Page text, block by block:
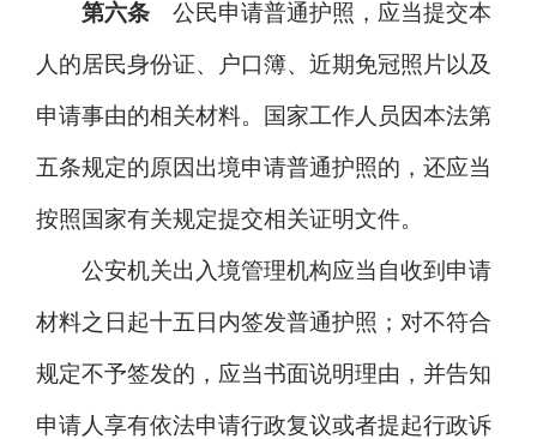
第六条 公民申请普通护照，应当提交本
人的居民身份证、户口簿、近期免冠照片以及
申请事由的相关材料。国家工作人员因本法第
五条规定的原因出境申请普通护照的，还应当
按照国家有关规定提交相关证明文件。
公安机关出入境管理机构应当自收到申请
材料之日起十五日内签发普通护照；对不符合
规定不予签发的，应当书面说明理由，并告知
申请人享有依法申请行政复议或者提起行政诉